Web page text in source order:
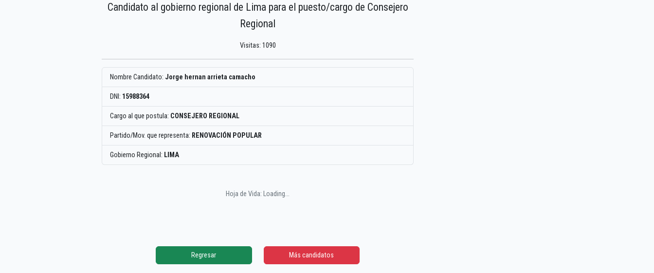
Candidato al gobierno regional de Lima para el puesto/cargo de Consejero
Regional
Visitas: 1090
Nombre Candidato: Jorge hernan arrieta camacho
DNI: 15988364
Cargo al que postula: CONSEJERO REGIONAL
Partido/Mov. que representa: RENOVACIÓN POPULAR
Gobierno Regional: LIMA
Hoja de Vida: Loading...
Regresar Más candidatos